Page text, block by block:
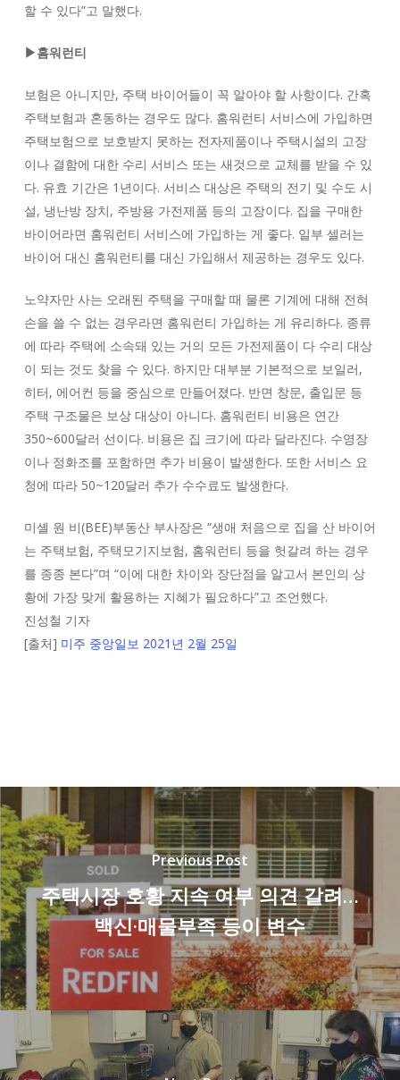
할 수 있다”고 말했다.
▶홈워런티
보험은 아니지만, 주택 바이어들이 꼭 알아야 할 사항이다. 간혹
주택보험과 혼동하는 경우도 많다. 홈워런티 서비스에 가입하면
주택보험으로 보호받지 못하는 전자제품이나 주택시설의 고장
이나 결함에 대한 수리 서비스 또는 새것으로 교체를 받을 수 있
다. 유효 기간은 1년이다. 서비스 대상은 주택의 전기 및 수도 시
설, 냉난방 장치, 주방용 가전제품 등의 고장이다. 집을 구매한
바이어라면 홈워런티 서비스에 가입하는 게 좋다. 일부 셀러는
바이어 대신 홈워런티를 대신 가입해서 제공하는 경우도 있다.
노약자만 사는 오래된 주택을 구매할 때 물론 기계에 대해 전혀
손을 쓸 수 없는 경우라면 홈워런티 가입하는 게 유리하다. 종류
에 따라 주택에 소속돼 있는 거의 모든 가전제품이 다 수리 대상
이 되는 것도 찾을 수 있다. 하지만 대부분 기본적으로 보일러,
히터, 에어컨 등을 중심으로 만들어졌다. 반면 창문, 출입문 등
주택 구조물은 보상 대상이 아니다. 홈워런티 비용은 연간
350~600달러 선이다. 비용은 집 크기에 따라 달라진다. 수영장
이나 정화조를 포함하면 추가 비용이 발생한다. 또한 서비스 요
청에 따라 50~120달러 추가 수수료도 발생한다.
미셸 원 비(BEE)부동산 부사장은 “생애 처음으로 집을 산 바이어
는 주택보험, 주택모기지보험, 홈워런티 등을 헛갈려 하는 경우
를 종종 본다”며 “이에 대한 차이와 장단점을 알고서 본인의 상
황에 가장 맞게 활용하는 지혜가 필요하다”고 조언했다.
진성철 기자
[출처] 미주 중앙일보 2021년 2월 25일
Previous Post
주택시장 호황 지속 여부 의견 갈려…
백신·매물부족 등이 변수